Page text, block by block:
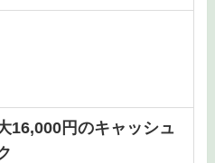
16,000円のキャッシュ